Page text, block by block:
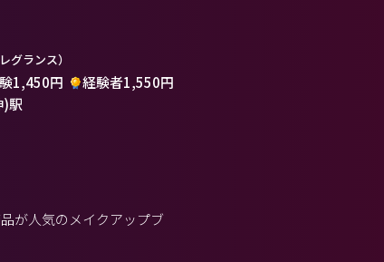
グランス）
1,450円
経験者1,550円
)駅
が人気のメイクアップブ